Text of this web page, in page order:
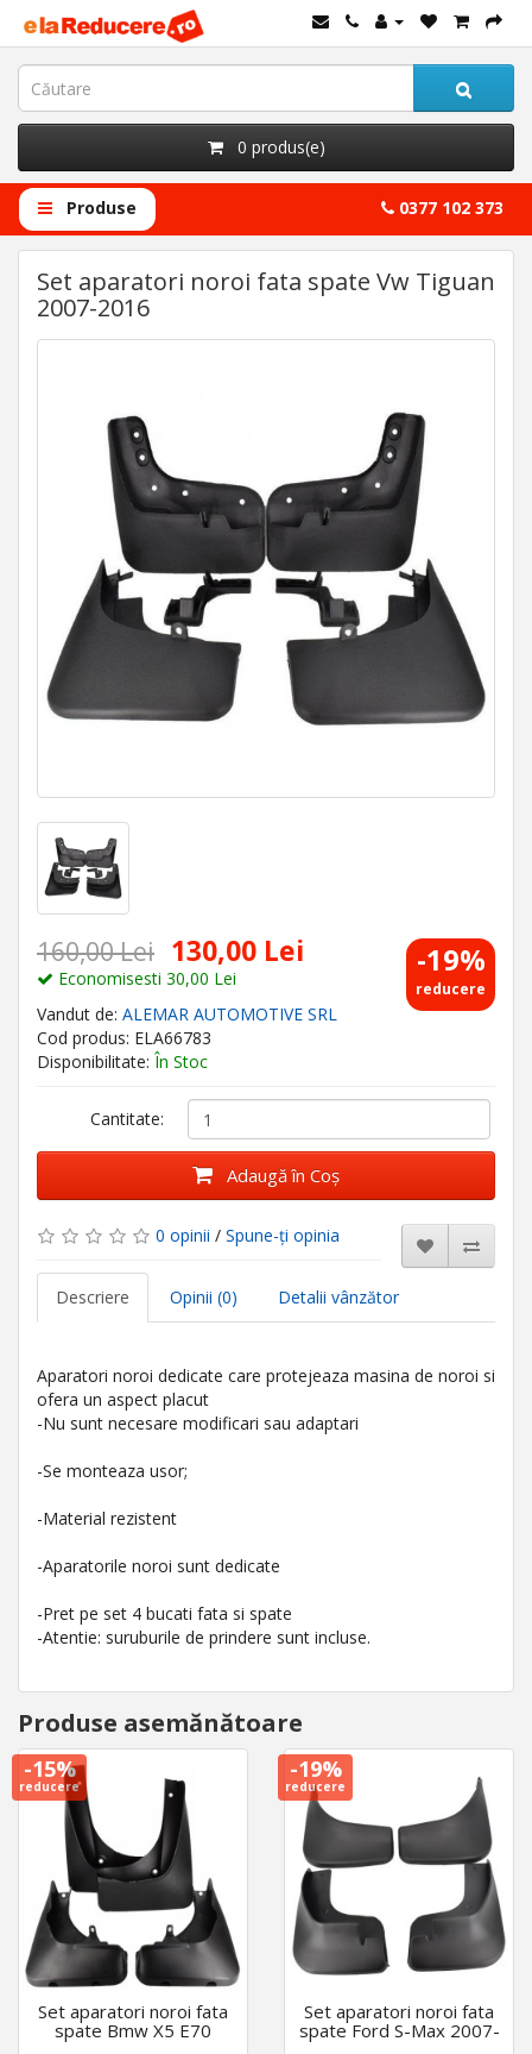
0 produs(e)
Produse 0377 102 373
Set aparatori noroi fata spate Vw Tiguan
2007-2016
-19%
reducere
160,00 Lei 130,00 Lei
Economisesti 30,00 Lei
Vandut de: ALEMAR AUTOMOTIVE SRL
Cod produs: ELA66783
Disponibilitate: În Stoc
Cantitate:
Adaugă în Coş
0 opinii / Spune-ţi opinia
Descriere Opinii (0) Detalii vânzător
Aparatori noroi dedicate care protejeaza masina de noroi si
ofera un aspect placut
-Nu sunt necesare modificari sau adaptari
-Se monteaza usor;
-Material rezistent
-Aparatorile noroi sunt dedicate
-Pret pe set 4 bucati fata si spate
-Atentie: suruburile de prindere sunt incluse.
Produse asemănătoare
-15%
reducere
Set aparatori noroi fata
spate Bmw X5 E70
-19%
reducere
Set aparatori noroi fata
spate Ford S-Max 2007-